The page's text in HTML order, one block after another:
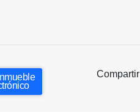
Compartir